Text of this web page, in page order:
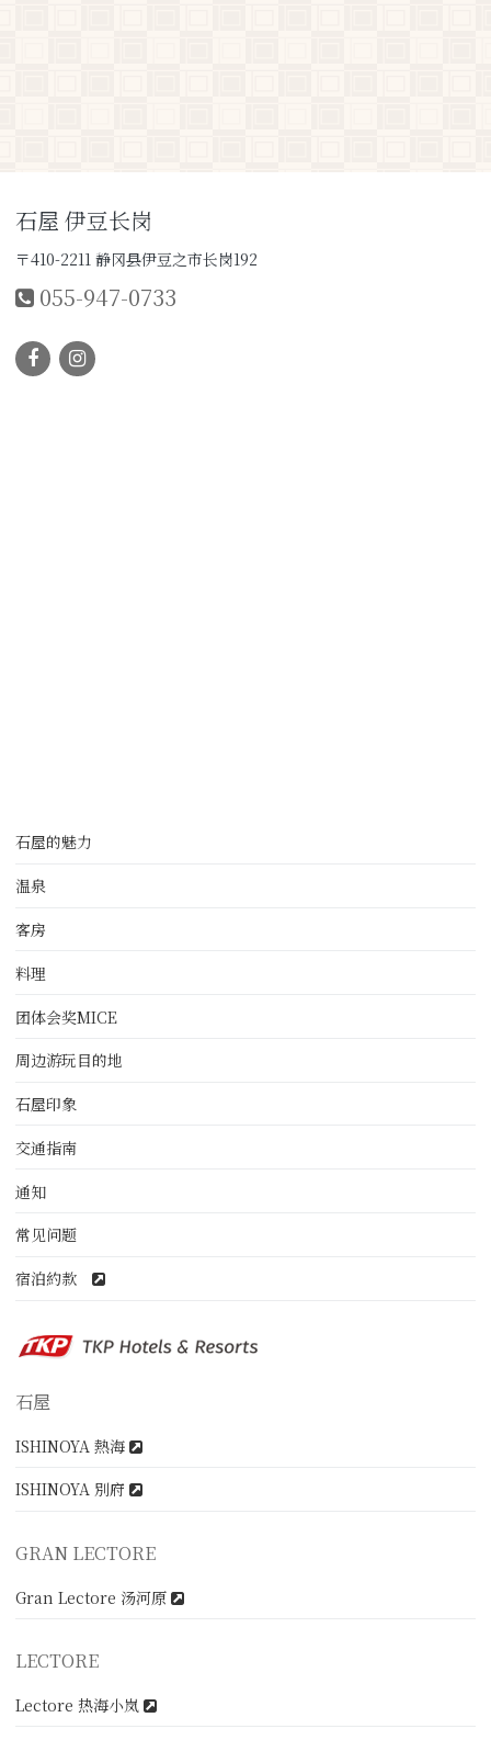
石屋 伊豆长岗
〒410-2211 静冈县伊豆之市长岗192
055-947-0733
石屋的魅力
温泉
客房
料理
团体会奖MICE
周边游玩目的地
石屋印象
交通指南
通知
常见问题
宿泊約款
石屋
ISHINOYA 熱海
ISHINOYA 別府
GRAN LECTORE
Gran Lectore 汤河原
LECTORE
Lectore 热海小岚